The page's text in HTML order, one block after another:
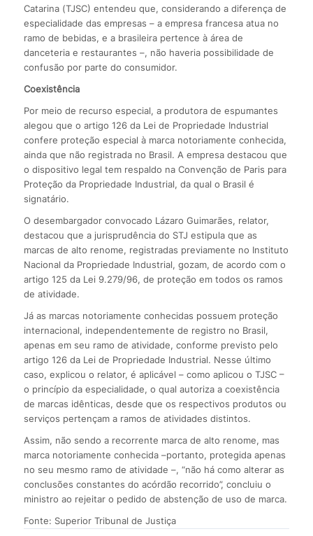
Catarina (TJSC) entendeu que, considerando a diferença de
especialidade das empresas – a empresa francesa atua no
ramo de bebidas, e a brasileira pertence à área de
danceteria e restaurantes –, não haveria possibilidade de
confusão por parte do consumidor.
Coexistência
Por meio de recurso especial, a produtora de espumantes
alegou que o artigo 126 da Lei de Propriedade Industrial
confere proteção especial à marca notoriamente conhecida,
ainda que não registrada no Brasil. A empresa destacou que
o dispositivo legal tem respaldo na Convenção de Paris para
Proteção da Propriedade Industrial, da qual o Brasil é
signatário.
O desembargador convocado Lázaro Guimarães, relator,
destacou que a jurisprudência do STJ estipula que as
marcas de alto renome, registradas previamente no Instituto
Nacional da Propriedade Industrial, gozam, de acordo com o
artigo 125 da Lei 9.279/96, de proteção em todos os ramos
de atividade.
Já as marcas notoriamente conhecidas possuem proteção
internacional, independentemente de registro no Brasil,
apenas em seu ramo de atividade, conforme previsto pelo
artigo 126 da Lei de Propriedade Industrial. Nesse último
caso, explicou o relator, é aplicável – como aplicou o TJSC –
o princípio da especialidade, o qual autoriza a coexistência
de marcas idênticas, desde que os respectivos produtos ou
serviços pertençam a ramos de atividades distintos.
Assim, não sendo a recorrente marca de alto renome, mas
marca notoriamente conhecida –portanto, protegida apenas
no seu mesmo ramo de atividade –, “não há como alterar as
conclusões constantes do acórdão recorrido”, concluiu o
ministro ao rejeitar o pedido de abstenção de uso de marca.
Fonte: Superior Tribunal de Justiça